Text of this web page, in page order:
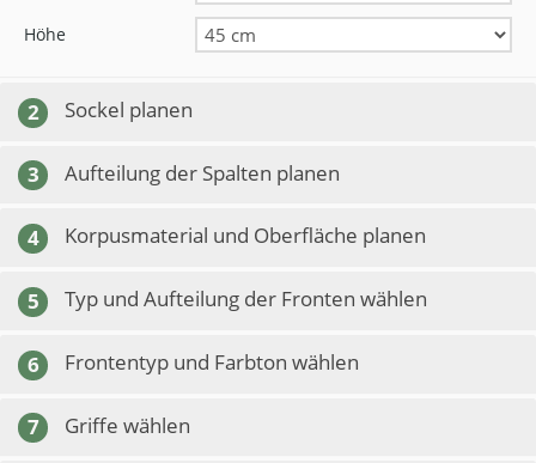
Höhe
2 Sockel planen
3 Aufteilung der Spalten planen
4 Korpusmaterial und Oberfläche planen
5 Typ und Aufteilung der Fronten wählen
6 Frontentyp und Farbton wählen
7 Griffe wählen